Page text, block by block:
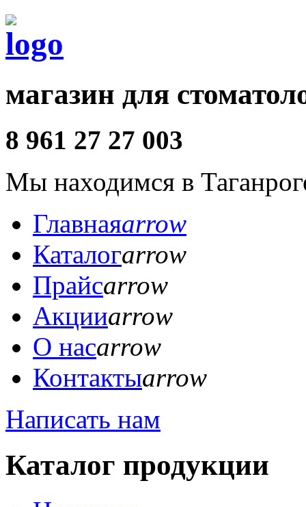
магазин для
8 961 27 27 003
Мы находимся в
Главнаяarrow
Каталогarrow
Прайсarrow
Акцииarrow
О насarrow
Контактыarrow
Написать нам
Каталог продукции